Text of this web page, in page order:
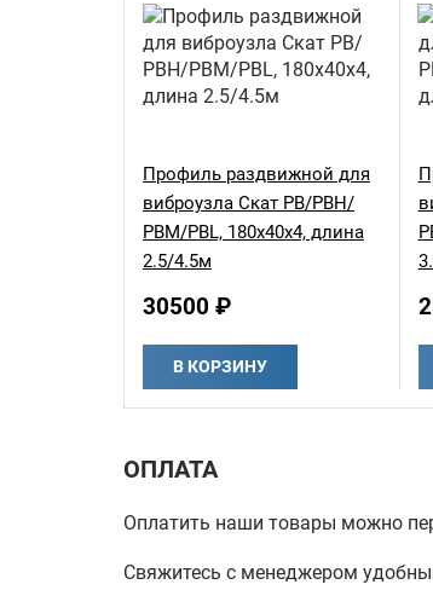
Профиль раздвижной для
виброузла Скат РВ/РВН/
РВМ/PBL, 180х40х4, длина
2.5/4.5м
30500 ₽
В КОРЗИНУ
ОПЛАТА
Оплатить наши товары можно
Свяжитесь с менеджером